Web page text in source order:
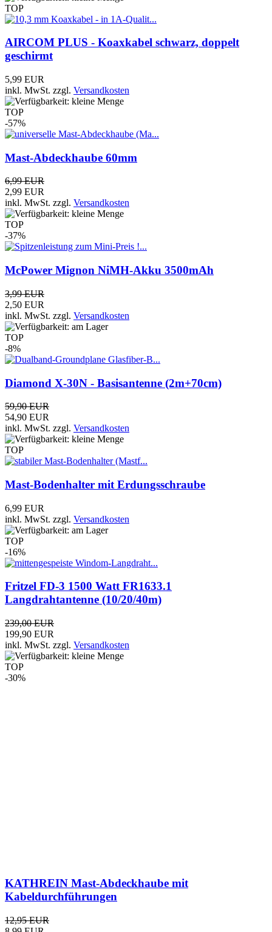
TOP
AIRCOM PLUS - Koaxkabel schwarz, doppelt
geschirmt
5,99 EUR
inkl. MwSt. zzgl. Versandkosten
TOP
-57%
Mast-Abdeckhaube 60mm
6,99 EUR
2,99 EUR
inkl. MwSt. zzgl. Versandkosten
TOP
-37%
McPower Mignon NiMH-Akku 3500mAh
3,99 EUR
2,50 EUR
inkl. MwSt. zzgl. Versandkosten
TOP
-8%
Diamond X-30N - Basisantenne (2m+70cm)
59,90 EUR
54,90 EUR
inkl. MwSt. zzgl. Versandkosten
TOP
Mast-Bodenhalter mit Erdungsschraube
6,99 EUR
inkl. MwSt. zzgl. Versandkosten
TOP
-16%
Fritzel FD-3 1500 Watt FR1633.1
Langdrahtantenne (10/20/40m)
239,00 EUR
199,90 EUR
inkl. MwSt. zzgl. Versandkosten
TOP
-30%